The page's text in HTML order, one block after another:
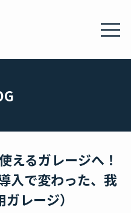
要
グ
えるガレージへ！
入で変わった、我
レージ）